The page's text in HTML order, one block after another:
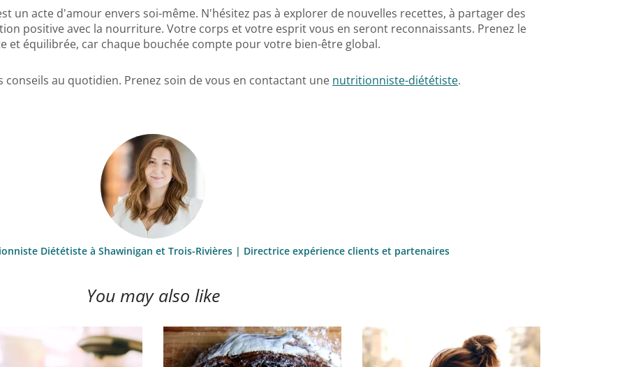
un acte d'amour envers soi-même. N'hésitez pas à explorer de nouvelles recettes, à partager des
positive avec la nourriture. Votre corps et votre esprit vous en seront reconnaissants. Prenez le
et équilibrée, car chaque bouchée compte pour votre bien-être global.
au quotidien. Prenez soin de vous en contactant une nutritionniste-diététiste.
Diététiste à Shawinigan et Trois-Rivières | Directrice expérience clients et partenaires
You may also like